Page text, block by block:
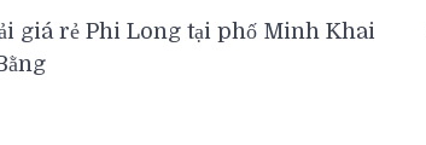
giá rẻ Phi Long tại phố Minh Khai